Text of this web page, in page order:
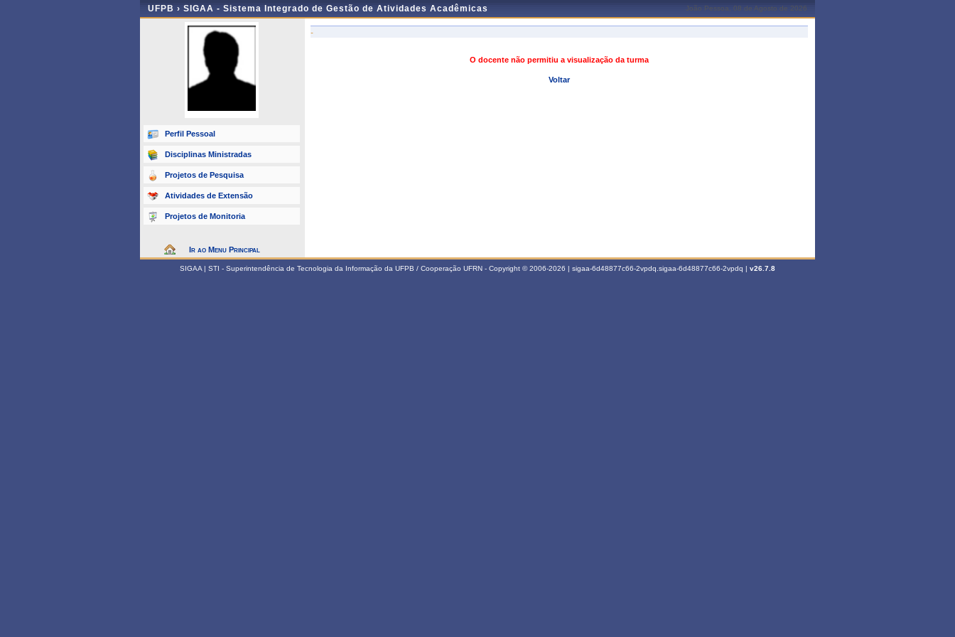
UFPB › SIGAA - Sistema Integrado de Gestão de Atividades Acadêmicas João Pessoa, 08 de Agosto de 2026
Perfil Pessoal
Disciplinas Ministradas
Projetos de Pesquisa
Atividades de Extensão
Projetos de Monitoria
Ir ao Menu Principal
-
O docente não permitiu a visualização da turma
Voltar
SIGAA | STI - Superintendência de Tecnologia da Informação da UFPB / Cooperação UFRN - Copyright © 2006-2026 | sigaa-6d48877c66-2vpdq.sigaa-6d48877c66-2vpdq | v26.7.8